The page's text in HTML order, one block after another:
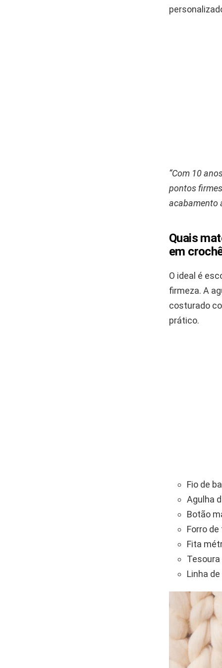
“Com 10
pontos
acabamento
Quais
em
O ideal é
firmeza. A
costurado
prático.
Fio de
Agulha
Botão
Forro
Fita
Linha